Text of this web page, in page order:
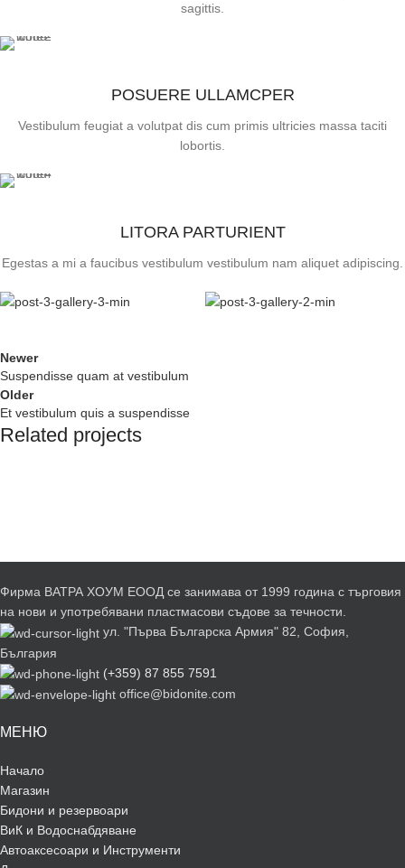
sagittis.
POSUERE ULLAMCPER
Vestibulum feugiat a volutpat dis cum primis ultricies massa taciti
lobortis.
LITORA PARTURIENT
Egestas a mi a faucibus vestibulum vestibulum nam aliquet adipiscing.
Newer
Suspendisse quam at vestibulum
Older
Et vestibulum quis a suspendisse
Related projects
Фирма ВАТРА ХОУМ ЕООД се занимава от 1999 година с търговия
на нови и употребявани пластмасови съдове за течности.
ул. "Първа Българска Армия" 82, София,
България
(+359) 87 855 7591
office@bidonite.com
МЕНЮ
Начало
Магазин
Бидони и резервоари
ВиК и Водоснабдяване
Автоаксесоари и Инструменти